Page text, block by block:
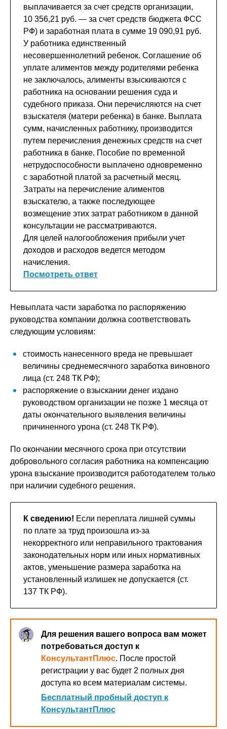
выплачивается за счет средств организации,
10 356,21 руб. — за счет средств бюджета ФСС
РФ) и заработная плата в сумме 19 090,91 руб.
У работника единственный
несовершеннолетний ребенок. Соглашение об
уплате алиментов между родителями ребенка
не заключалось, алименты взыскиваются с
работника на основании решения суда и
судебного приказа. Они перечисляются на счет
взыскателя (матери ребенка) в банке. Выплата
сумм, начисленных работнику, производится
путем перечисления денежных средств на счет
работника в банке. Пособие по временной
нетрудоспособности выплачено одновременно
с заработной платой за расчетный месяц.
Затраты на перечисление алиментов
взыскателю, а также последующее
возмещение этих затрат работником в данной
консультации не рассматриваются.
Для целей налогообложения прибыли учет
доходов и расходов ведется методом
начисления.
Посмотреть ответ
Невыплата части заработка по ­распоряжению
руководства компании должна соответствовать
следующим условиям:
стоимость нанесенного вреда не превышает
величины среднемесячного ­заработка виновного
лица (ст. 248 ТК РФ);
распоряжение о взыскании денег издано
руководством организации не позже 1 месяца от
даты окончательного выявления величины
причиненного урона (ст. 248 ТК РФ).
По окончании месячного срока при отсутствии
добровольного согласия работника на компенсацию
урона взыскание производится работодателем только
при наличии судебного решения.
К сведению! Если переплата лишней суммы
по плате за труд произошла из-за
некорректного или неправильного трактования
законодательных норм или иных нормативных
актов, уменьшение размера заработка на
установленный излишек не допускается (ст.
137 ТК РФ).
Для решения вашего вопроса вам может
потребоваться доступ к
КонсультантПлюс. После простой
регистрации у вас будет 2 полных дня
доступа ко всем материалам системы.
Бесплатный пробный доступ к
КонсультантПлюс